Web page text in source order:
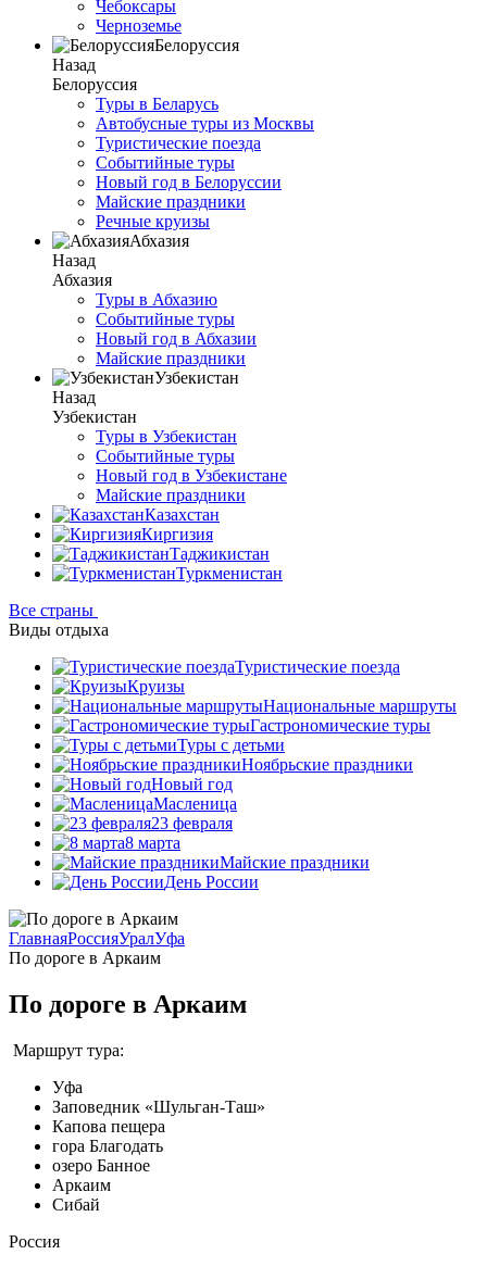
Чебоксары
Черноземье
Белоруссия
Назад
Белоруссия
Туры в Беларусь
Автобусные туры из Москвы
Туристические поезда
Событийные туры
Новый год в Белоруссии
Майские праздники
Речные круизы
Абхазия
Назад
Абхазия
Туры в Абхазию
Событийные туры
Новый год в Абхазии
Майские праздники
Узбекистан
Назад
Узбекистан
Туры в Узбекистан
Событийные туры
Новый год в Узбекистане
Майские праздники
Казахстан
Киргизия
Таджикистан
Туркменистан
Все страны
Виды отдыха
Туристические поезда
Круизы
Национальные маршруты
Гастрономические туры
Туры с детьми
Ноябрьские праздники
Новый год
Масленица
23 февраля
8 марта
Майские праздники
День России
ГлавнаяРоссияУралУфа
По дороге в Аркаим
По дороге в Аркаим
Маршрут тура:
Уфа
Заповедник «Шульган-Таш»
Капова пещера
гора Благодать
озеро Банное
Аркаим
Сибай
Россия